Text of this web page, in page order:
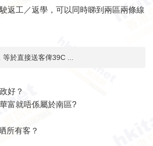
返工／返學，可以同時睇到兩區兩條線
於直接送客俾39C ...
好？
富就唔係屬於南區?
所有客？